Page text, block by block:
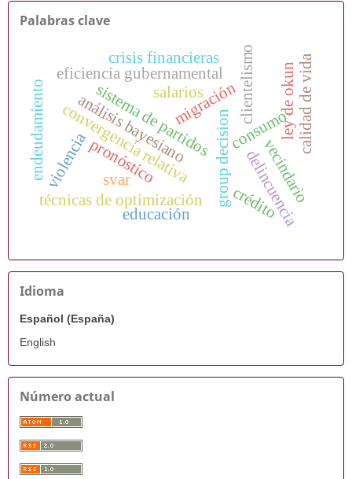
Palabras clave
group decisionconsumo
análisis bayesiano
pronóstico
sistema de partidos
eficiencia gubernamental clientelismo
técnicas de optimización
migración
educación delincuencia
crisis financieras
svar
endeudamiento l
e
y
d
e
o
k
u
n
c
o
n
v
e
r
g
e
n
c
i
a
r
e
l
a
t
i
v
a vecindario
violencia
salarios calidad de vida
crédito
Idioma
Español (España)
English
Número actual